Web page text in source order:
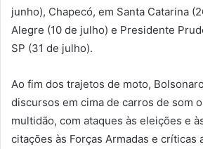
junho), Chapecó, em Santa Catarina
Alegre (10 de julho) e Presidente
SP (31 de julho).
Ao fim dos trajetos de moto,
discursos em cima de carros de som
multidão, com ataques às eleições e
citações às Forças Armadas e críticas